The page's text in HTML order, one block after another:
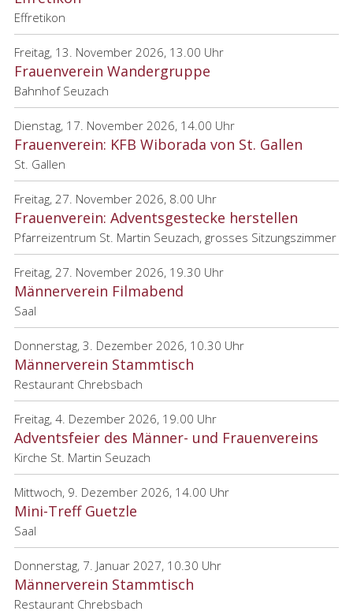
Effretikon
Freitag, 13. November 2026, 13.00 Uhr
Frauenverein Wandergruppe
Bahnhof Seuzach
Dienstag, 17. November 2026, 14.00 Uhr
Frauenverein: KFB Wiborada von St. Gallen
St. Gallen
Freitag, 27. November 2026, 8.00 Uhr
Frauenverein: Adventsgestecke herstellen
Pfarreizentrum St. Martin Seuzach, grosses Sitzungszimmer
Freitag, 27. November 2026, 19.30 Uhr
Männerverein Filmabend
Saal
Donnerstag, 3. Dezember 2026, 10.30 Uhr
Männerverein Stammtisch
Restaurant Chrebsbach
Freitag, 4. Dezember 2026, 19.00 Uhr
Adventsfeier des Männer- und Frauenvereins
Kirche St. Martin Seuzach
Mittwoch, 9. Dezember 2026, 14.00 Uhr
Mini-Treff Guetzle
Saal
Donnerstag, 7. Januar 2027, 10.30 Uhr
Männerverein Stammtisch
Restaurant Chrebsbach